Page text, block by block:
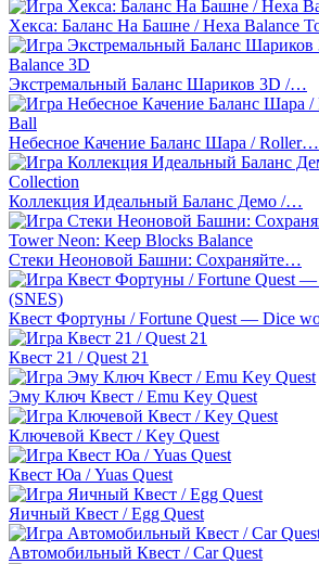
Хекса: Баланс На Башне / Hexa Balance
Экстремальный Баланс Шариков 3D /…
Небесное Качение Баланс Шара / Roller…
Коллекция Идеальный Баланс Демо /…
Стеки Неоновой Башни: Сохраняйте…
Квест Фортуны / Fortune Quest — Dice
Квест 21 / Quest 21
Эму Ключ Квест / Emu Key Quest
Ключевой Квест / Key Quest
Квест Юа / Yuas Quest
Яичный Квест / Egg Quest
Автомобильный Квест / Car Quest